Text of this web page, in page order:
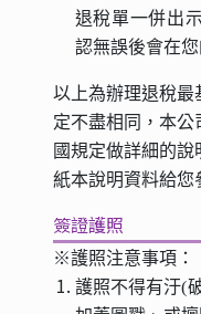
退稅單一併出
認無誤後會在
以上為辦理退稅最
定不盡相同，本
國規定做詳細的
紙本說明資料給您
簽證護照
※護照注意事項：
護照不得有汙(